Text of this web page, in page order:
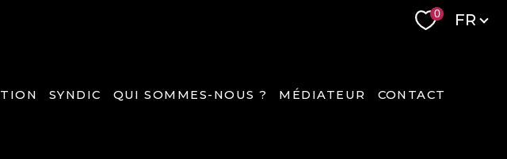
0 Langue
FR
SYNDIC QUI SOMMES-NOUS ? MÉDIATEUR CONTACT